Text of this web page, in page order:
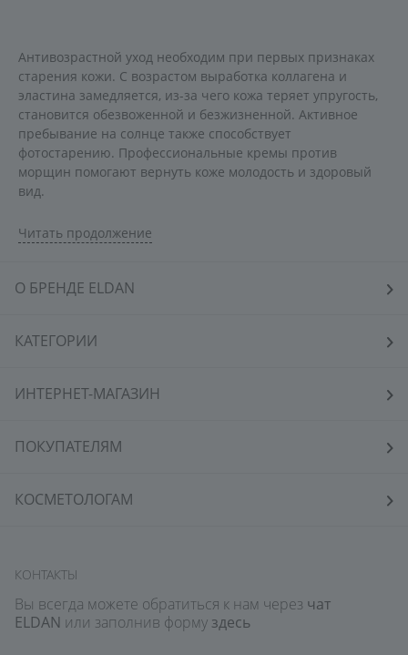
Антивозрастной уход необходим при первых признаках
старения кожи. С возрастом выработка коллагена и
эластина замедляется, из-за чего кожа теряет упругость,
становится обезвоженной и безжизненной. Активное
пребывание на солнце также способствует
фотостарению. Профессиональные кремы против
морщин помогают вернуть коже молодость и здоровый
вид.
Активные компоненты в
Пептиды. Белковые соединения способствуют синтезу
воспаления. Самый известный пептид Матриксил
помогает бороться с дряблостью, возвращает коже
Витамины E (альфа-токоферол). При недостатке этого
витамина в организме кожа становится тусклой,
замедлить видимые возрастные изменения.
Гиалуроновая кислота. Профилактика обезвоженности
— важная задача при борьбе с признаками старения.
Высокомолекулярная гиалуроновая кислота увлажняет
Читать продолжение
О БРЕНДЕ ELDAN
КАТЕГОРИИ
ИНТЕРНЕТ-МАГАЗИН
ПОКУПАТЕЛЯМ
КОСМЕТОЛОГАМ
КОНТАКТЫ
Вы всегда можете обратиться к нам через чат
ELDAN или заполнив форму здесь